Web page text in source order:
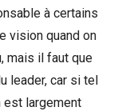
à certains
vision quand on
mais il faut que
leader, car si tel
est largement